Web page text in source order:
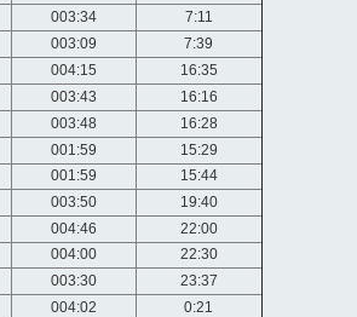
003:34
7:11
003:09
7:39
004:15
16:35
003:43
16:16
003:48
16:28
001:59
15:29
001:59
15:44
003:50
19:40
004:46
22:00
004:00
22:30
003:30
23:37
004:02
0:21